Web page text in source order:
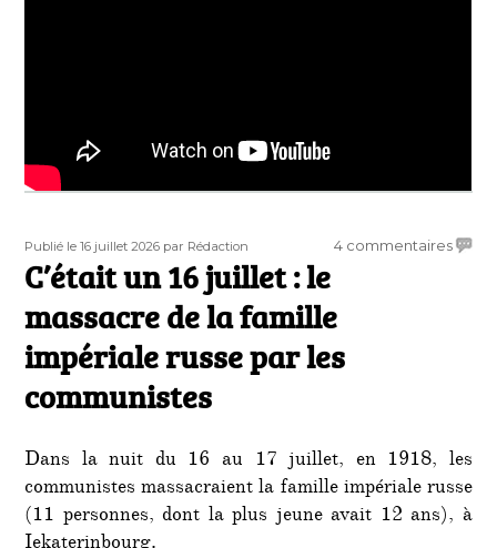
Publié
Publié le 16 juillet 2026 Auteur
par Rédaction 4 commentairessur
la
russe
C’était un 16 juillet : le
massacre de la famille
impériale russe par les
communistes
Dans la nuit du 16 au 17 juillet, en 1918, les
communistes massacraient la famille impériale russe
(11 personnes, dont la plus jeune avait 12 ans), à